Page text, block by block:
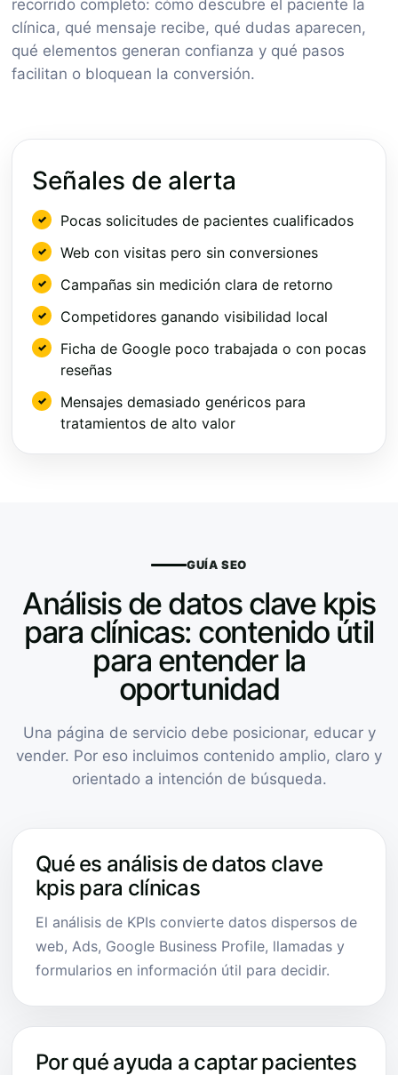
recorrido completo: cómo descubre el paciente la
clínica, qué mensaje recibe, qué dudas aparecen,
qué elementos generan confianza y qué pasos
facilitan o bloquean la conversión.
Señales de alerta
Pocas solicitudes de pacientes cualificados
Web con visitas pero sin conversiones
Campañas sin medición clara de retorno
Competidores ganando visibilidad local
Ficha de Google poco trabajada o con pocas
reseñas
Mensajes demasiado genéricos para
tratamientos de alto valor
GUÍA SEO
Análisis de datos clave kpis
para clínicas: contenido útil
para entender la
oportunidad
Una página de servicio debe posicionar, educar y
vender. Por eso incluimos contenido amplio, claro y
orientado a intención de búsqueda.
Qué es análisis de datos clave
kpis para clínicas
El análisis de KPIs convierte datos dispersos de
web, Ads, Google Business Profile, llamadas y
formularios en información útil para decidir.
Por qué ayuda a captar pacientes